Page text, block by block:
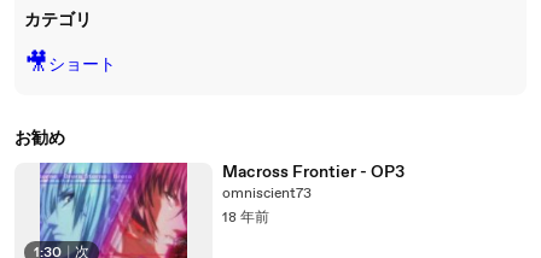
カテゴリ
🎥ショート
お勧め
1:30 | 次
Macross Frontier - OP3
omniscient73
18 年前